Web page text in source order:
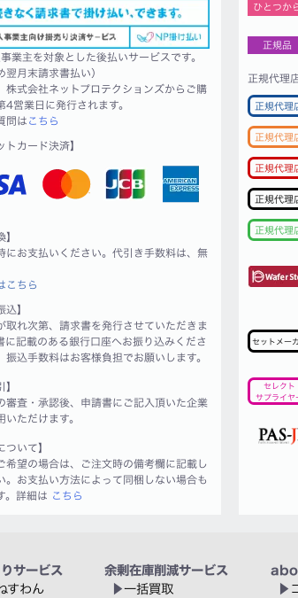
業主を対象とした後払いサービスです。
翌月末請求書払い）
株式会社ネットプロテクションズからご購
4営業日に発行されます。
問は こちら
トカード決済】
】
にお支払いください。代引き手数料は、無
こちら
込】
取れ次第、請求書を発行させていただきま
に記載のある銀行口座へお振り込みくださ
振込手数料はお客様負担でお願いします。
】
審査・承認後、申請書にご記入頂いた企業
いただけます。
ついて】
希望の場合は、ご注文時の備考欄に記載し
。お支払い方法によって同梱しない場合も
。詳細は こちら
ひとつか
正規品
正規代理
正規代理
正規代理
正規代理
正規代理
正規代理
セットメー
セレクト
サプライヤ
サービス
すわん
余剰在庫削減サービス
一括買取